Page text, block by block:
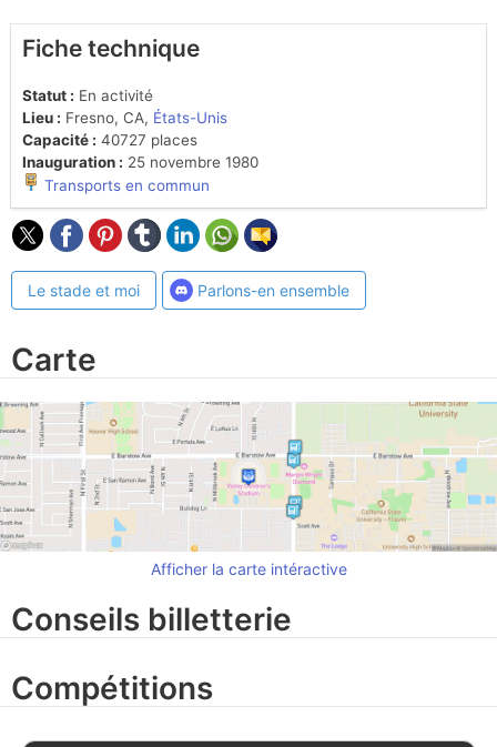
Fiche technique
Statut : En activité
Lieu : Fresno, CA, États-Unis
Capacité : 40727 places
Inauguration : 25 novembre 1980
Transports en commun
Le stade et moi Parlons-en ensemble
Carte
Afficher la carte intéractive
Conseils billetterie
Compétitions